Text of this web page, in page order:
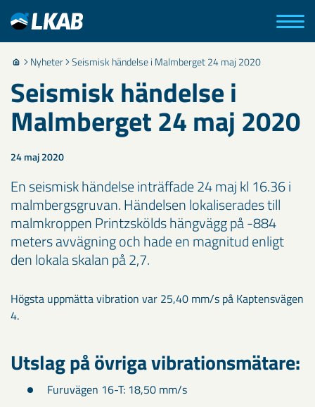
Nyheter Seismisk händelse i Malmberget 24 maj 2020
Seismisk händelse i
Malmberget 24 maj 2020
24 maj 2020
En seismisk händelse inträffade 24 maj kl 16.36 i
malmbergsgruvan. Händelsen lokaliserades till
malmkroppen Printzskölds hängvägg på -884
meters avvägning och hade en magnitud enligt
den lokala skalan på 2,7.
Högsta uppmätta vibration var 25,40 mm/s på Kaptensvägen
4.
Utslag på övriga vibrationsmätare:
Furuvägen 16-T: 18,50 mm/s